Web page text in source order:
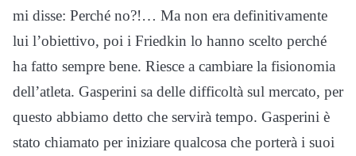
mi disse: Perché no?!… Ma non era definitivamente
lui l’obiettivo, poi i Friedkin lo hanno scelto perché
ha fatto sempre bene. Riesce a cambiare la fisionomia
dell’atleta. Gasperini sa delle difficoltà sul mercato, per
questo abbiamo detto che servirà tempo. Gasperini è
stato chiamato per iniziare qualcosa che porterà i suoi